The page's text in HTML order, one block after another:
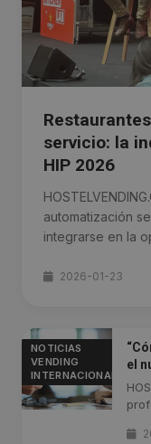
servicio: la
HIP 2026
automatización
integrarse en la
2026-01-23
NOTICIAS
VENDING
INTERNACIONAL
el